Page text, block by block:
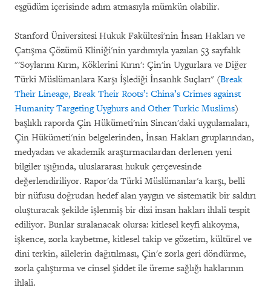
eşgüdüm içerisinde adım atmasıyla mümkün olabilir.
Stanford Üniversitesi Hukuk Fakültesi'nin İnsan Hakları ve
Çatışma Çözümü Kliniği'nin yardımıyla yazılan 53 sayfalık
"'Soylarını Kırın, Köklerini Kırın': Çin'in Uygurlara ve Diğer
Türki Müslümanlara Karşı İşlediği İnsanlık Suçları" (Break
Their Lineage, Break Their Roots’: China’s Crimes against
Humanity Targeting Uyghurs and Other Turkic Muslims)
başlıklı raporda Çin Hükümeti'nin Sincan'daki uygulamaları,
Çin Hükümeti'nin belgelerinden, İnsan Hakları gruplarından,
medyadan ve akademik araştırmacılardan derlenen yeni
bilgiler ışığında, uluslararası hukuk çerçevesinde
değerlendiriliyor. Rapor'da Türki Müslümanlar'a karşı, belli
bir nüfusu doğrudan hedef alan yaygın ve sistematik bir saldırı
oluşturacak şekilde işlenmiş bir dizi insan hakları ihlali tespit
ediliyor. Bunlar sıralanacak olursa: kitlesel keyfi alıkoyma,
işkence, zorla kaybetme, kitlesel takip ve gözetim, kültürel ve
dini terkin, ailelerin dağıtılması, Çin'e zorla geri döndürme,
zorla çalıştırma ve cinsel şiddet ile üreme sağlığı haklarının
ihlali.